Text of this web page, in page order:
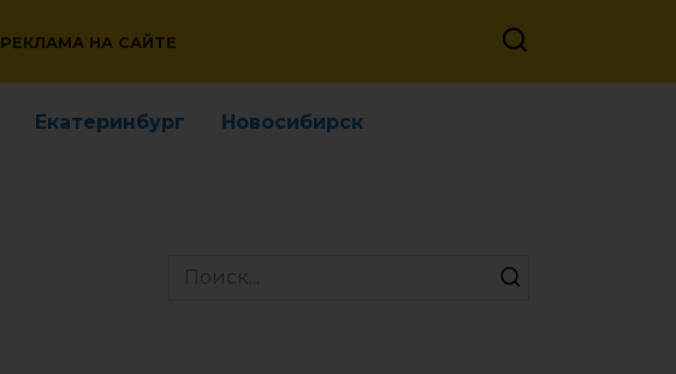
РЕКЛАМА НА САЙТЕ
Екатеринбург Новосибирск
Search